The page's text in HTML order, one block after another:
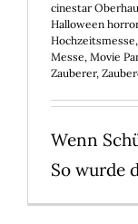
cinestar
Halloween
Hochzeitsmesse,
Messe, Movie
Zauberer,
Wenn
So wurde